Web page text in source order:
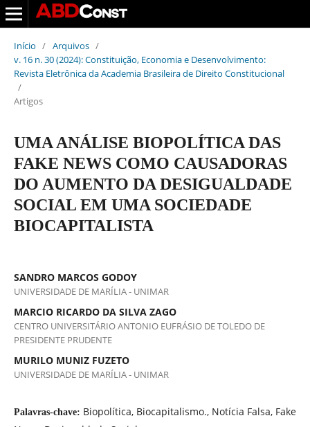
Início / Arquivos /
v. 16 n. 30 (2024): Constituição, Economia e Desenvolvimento:
Revista Eletrônica da Academia Brasileira de Direito Constitucional
/
Artigos
UMA ANÁLISE BIOPOLÍTICA DAS
FAKE NEWS COMO CAUSADORAS
DO AUMENTO DA DESIGUALDADE
SOCIAL EM UMA SOCIEDADE
BIOCAPITALISTA
SANDRO MARCOS GODOY
UNIVERSIDADE DE MARÍLIA - UNIMAR
MARCIO RICARDO DA SILVA ZAGO
CENTRO UNIVERSITÁRIO ANTONIO EUFRÁSIO DE TOLEDO DE
PRESIDENTE PRUDENTE
MURILO MUNIZ FUZETO
UNIVERSIDADE DE MARÍLIA - UNIMAR
Palavras-chave: Biopolítica, Biocapitalismo., Notícia Falsa, Fake